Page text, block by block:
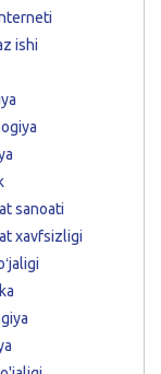
ishi
sanoati
xavfsizligi